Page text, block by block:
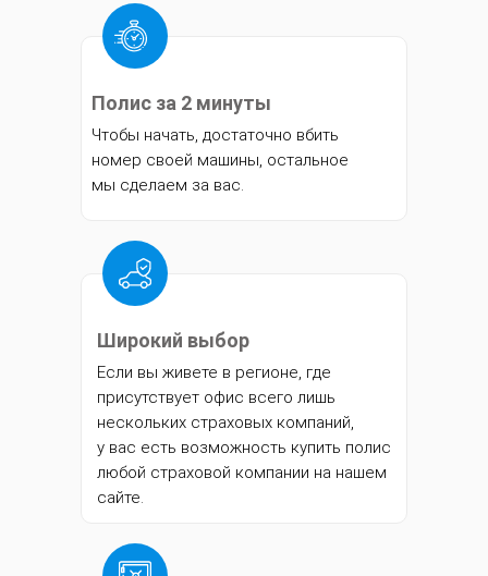
Полис за 2 минуты
Чтобы начать, достаточно вбить
номер своей машины, остальное
мы сделаем за вас.
Широкий выбор
Если вы живете в регионе, где
присутствует офис всего лишь
нескольких страховых компаний,
у вас есть возможность купить полис
любой страховой компании на нашем
сайте.